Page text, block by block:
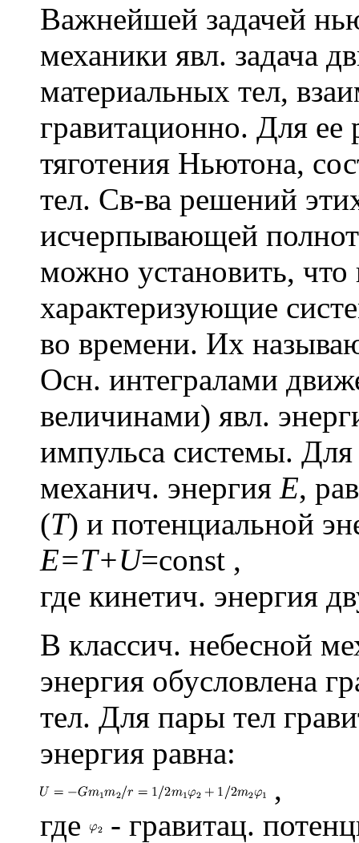
Важнейшей задачей
механики явл. задача
материальных тел,
гравитационно. Для ее
тяготения Ньютона,
тел. Св-ва решений
исчерпывающей
можно установить,
характеризующие
во времени. Их
Осн. интегралами
величинами) явл.
импульса системы.
механич. энергия E,
(T) и потенциальной
E=T+U=const ,
где кинетич. энергия
В классич. небесной
энергия обусловлена
тел. Для пары тел
энергия равна:
,
где
- гравитац.